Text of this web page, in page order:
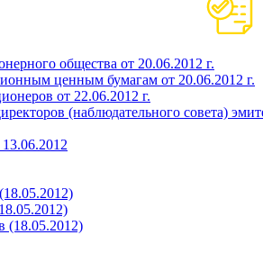
общества от 20.06.2012 г.
ценным бумагам от 20.06.2012 г.
от 22.06.2012 г.
(наблюдательного совета)
(18.05.2012)